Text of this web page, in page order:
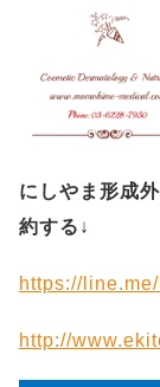
にしやま形成
約する ↓
https://
http://